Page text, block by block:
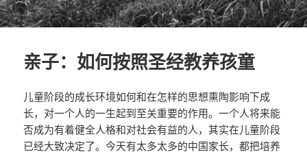
亲子：如何按照圣经教养孩童
儿童阶段的成长环境如何和在怎样的思想熏陶影响下成
长，对一个人的一生起到至关重要的作用。一个人将来能
否成为有着健全人格和对社会有益的人，其实在儿童阶段
已经大致决定了。今天有太多太多的中国家长，都把培养